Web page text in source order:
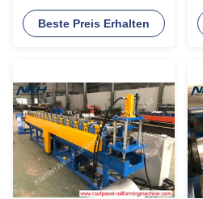
die Maschine bildet
Beste Preis Erhalten